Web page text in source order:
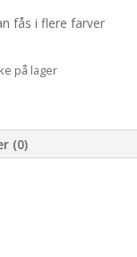
fås i flere farver
på lager
(0)